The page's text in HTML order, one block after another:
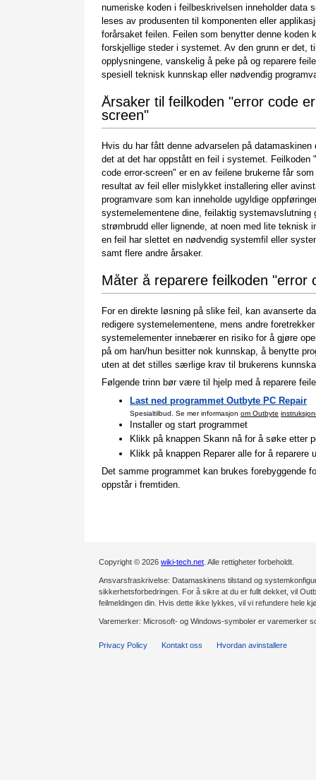
numeriske koden i feilbeskrivelsen inneholder data
leses av produsenten til komponenten eller
forårsaket feilen. Feilen som benytter denne koden
forskjellige steder i systemet. Av den grunn er det,
opplysningene, vanskelig å peke på og reparere
spesiell teknisk kunnskap eller nødvendig
Årsaker til feilkoden "error code
screen"
Hvis du har fått denne advarselen på datamaskinen
det at det har oppstått en feil i systemet. Feilkoden
code error-screen" er en av feilene brukerne får som
resultat av feil eller mislykket installering eller
programvare som kan inneholde ugyldige
systemelementene dine, feilaktig systemavslutning
strømbrudd eller lignende, at noen med lite teknisk
en feil har slettet en nødvendig systemfil eller
samt flere andre årsaker.
Måter å reparere feilkoden "error
For en direkte løsning på slike feil, kan avanserte
redigere systemelementene, mens andre
systemelementer innebærer en risiko for å gjøre
på om han/hun besitter nok kunnskap, å benytte
uten at det stilles særlige krav til brukerens
Følgende trinn bør være til hjelp med å reparere
Last ned programmet Outbyte PC Repair
Spesialtilbud. Se mer informasjon om Outbyte
Installer og start programmet
Klikk på knappen Skann nå for å søke etter
Klikk på knappen Reparer alle for å reparere
Det samme programmet kan brukes forebyggende
oppstår i fremtiden.
Copyright © 2026 wiki-tech.net . Alle rettigheter forbeholdt.
Ansvarsfraskrivelse: Datamaskinens tilstand og
sikkerhetsforbedringen. For å sikre at du er fullt dekket, vil
feilmeldingen din. Hvis dette ikke lykkes, vil vi refundere hele
Varemerker: Microsoft- og Windows-symboler er varemerker
Privacy Policy Kontakt oss Hvordan avinstallere